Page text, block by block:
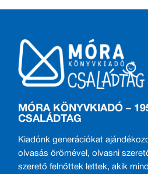
MÓRA KÖNYVKIADÓ –
CSALÁDTAG
Kiadónk generációkat
olvasás örömével, olvasni
szerető felnőttek lettek, akik